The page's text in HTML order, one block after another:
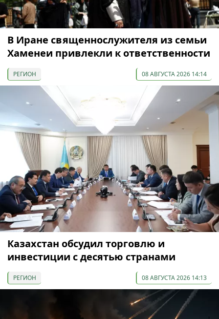
В Иране священнослужителя из семьи
Хаменеи привлекли к ответственности
РЕГИОН 08 АВГУСТА 2026 14:14
Казахстан обсудил торговлю и
инвестиции с десятью странами
РЕГИОН 08 АВГУСТА 2026 14:13